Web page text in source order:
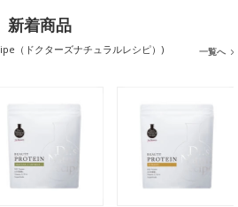
新着商品
（ドクターズナチュラルレシピ）) 一覧へ